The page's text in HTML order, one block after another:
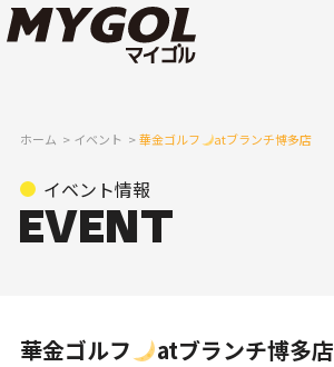
ホーム イベント 華金ゴルフ atブランチ博多店
イベント情報
華金ゴルフ atブランチ博多店